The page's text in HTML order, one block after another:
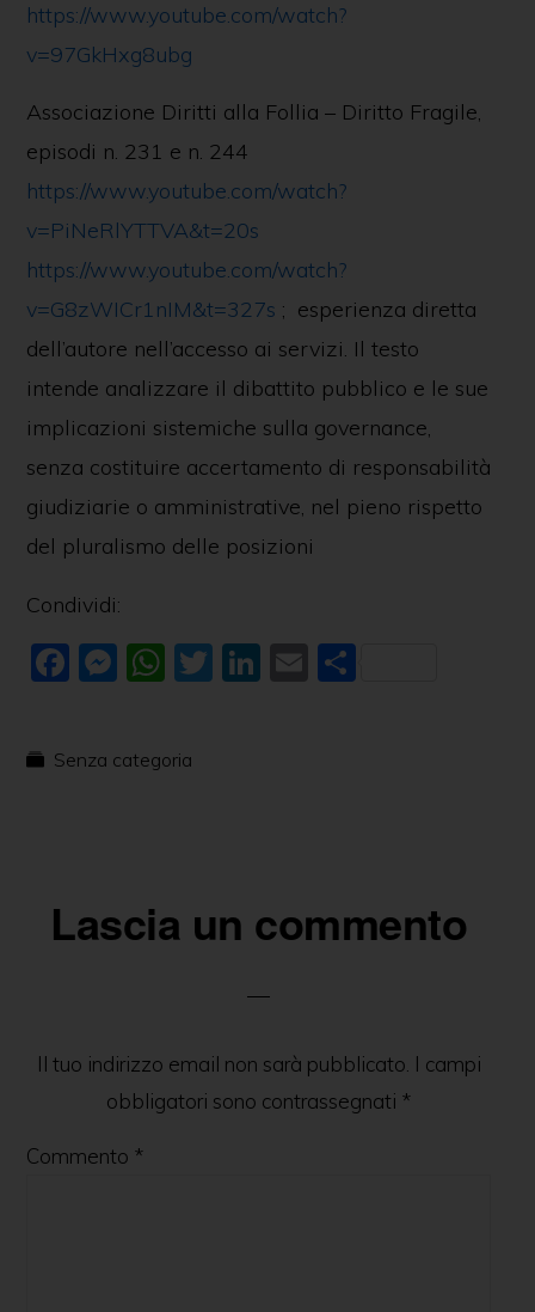
https://www.youtube.com/watch?
v=97GkHxg8ubg
Associazione Diritti alla Follia – Diritto Fragile,
episodi n. 231 e n. 244
https://www.youtube.com/watch?
v=PiNeRlYTTVA&t=20s
https://www.youtube.com/watch?
v=G8zWICr1nIM&t=327s ; esperienza diretta
dell’autore nell’accesso ai servizi. Il testo
intende analizzare il dibattito pubblico e le sue
implicazioni sistemiche sulla governance,
senza costituire accertamento di responsabilità
giudiziarie o amministrative, nel pieno rispetto
del pluralismo delle posizioni
Condividi:
F
e
k
M
e
W
s
T
Li
E
Senza categoria
Lascia un commento
Il tuo indirizzo email non sarà pubblicato. I campi
obbligatori sono contrassegnati *
Commento *